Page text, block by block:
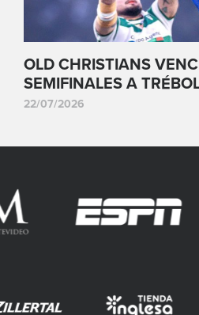
OLD CHRISTIANS
SEMIFINALES A
22/07/2026